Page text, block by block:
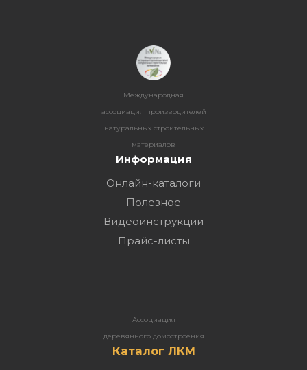
Международная
ассоциация производителей
натуральных строительных
материалов
Информация
Онлайн-каталоги
Полезное
Видеоинструкции
Прайс-листы
Ассоциация
деревянного домостроения
Каталог ЛКМ